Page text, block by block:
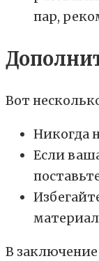
пар,
Вот
Никогда
Если
В